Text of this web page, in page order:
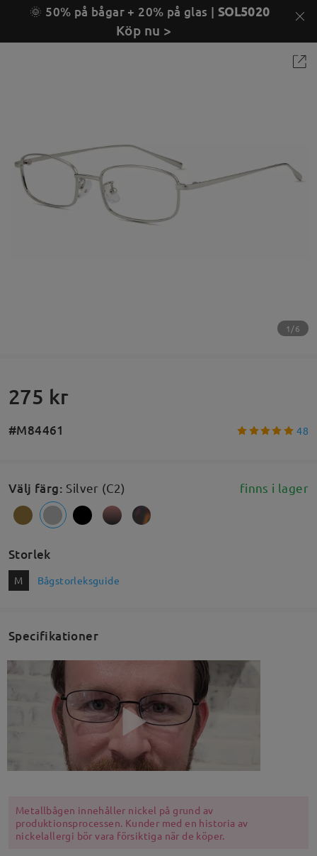
🌞 50% på bågar + 20% på glas | SOL5020
Köp nu >
1/6
275 kr
#M84461 48
Välj färg: Silver (C2) finns i lager
Storlek
M Bågstorleksguide
Specifikationer
Metallbågen innehåller nickel på grund av
produktionsprocessen. Kunder med en historia av
nickelallergi bör vara försiktiga när de köper.